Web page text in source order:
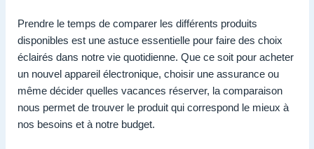
Prendre le temps de comparer les différents produits
disponibles est une astuce essentielle pour faire des choix
éclairés dans notre vie quotidienne. Que ce soit pour acheter
un nouvel appareil électronique, choisir une assurance ou
même décider quelles vacances réserver, la comparaison
nous permet de trouver le produit qui correspond le mieux à
nos besoins et à notre budget.